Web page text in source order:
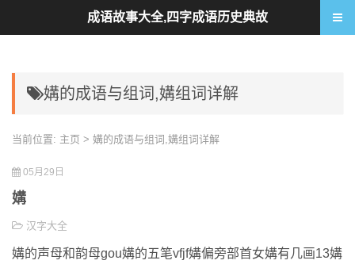
媾的成语与组词,媾组词详解
当前位置: 主页 > 媾的成语与组词,媾组词详解
05月29日
媾
汉字大全
媾的声母和韵母gou媾的五笔vfjf媾偏旁部首女媾有几画13媾
成语故事大全,四字成语历史典故